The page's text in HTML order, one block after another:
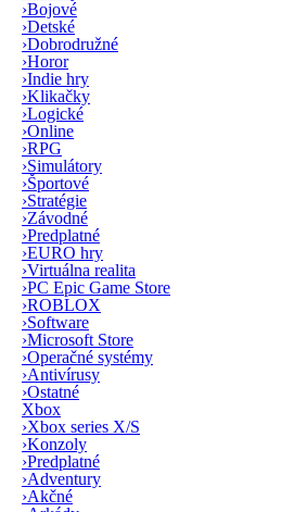
›Bojové
›Detské
›Dobrodružné
›Horor
›Indie hry
›Klikačky
›Logické
›Online
›RPG
›Simulátory
›Športové
›Stratégie
›Závodné
›Predplatné
›EURO hry
›Virtuálna realita
›PC Epic Game Store
›ROBLOX
›Software
›Microsoft Store
›Operačné systémy
›Antivírusy
›Ostatné
Xbox
›Xbox series X/S
›Konzoly
›Predplatné
›Adventury
›Akčné